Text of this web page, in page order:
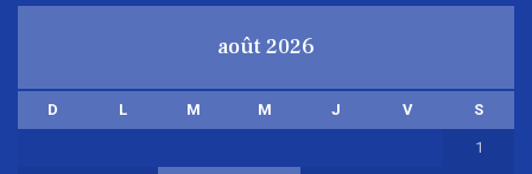
août 2026
D L M M J V S
1